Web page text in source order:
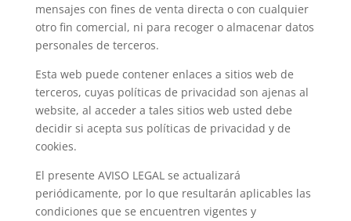
mensajes con fines de venta directa o con cualquier
otro fin comercial, ni para recoger o almacenar datos
personales de terceros.
Esta web puede contener enlaces a sitios web de
terceros, cuyas políticas de privacidad son ajenas al
website, al acceder a tales sitios web usted debe
decidir si acepta sus políticas de privacidad y de
cookies.
El presente AVISO LEGAL se actualizará
periódicamente, por lo que resultarán aplicables las
condiciones que se encuentren vigentes y